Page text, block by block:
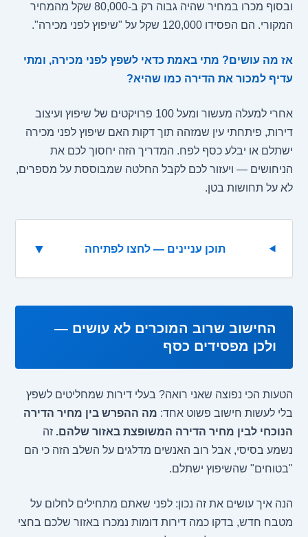
ובסוף מכרו במחיר שהיה גבוה רק ב-80,000 שקל מהמחיר
המקורי. הם הפסידו 120,000 שקל על "שיפוץ לפני מכירה".
אז מה עושים? מתי באמת כדאי לשפץ לפני מכירה, ומתי
עדיף למכור את הדירה כמו שהיא?
אחרי למעלה מעשור ומעל 100 פרויקטים של שיפוץ ועיצוב
דירות, פיתחתי עין שמזהה תוך דקות האם שיפוץ לפני מכירה
ישתלם או יבלע כסף לפח. המדריך הזה יחסוך לכם את
הניחושים — ויעזור לכם לקבל החלטה שמבוססת על מספרים,
לא על תחושות בטן.
תוכן עניינים — לחצו לפתיחה ▼
החישוב שרוב המוכרים לא עושים —
ולכן מפסידים כסף
הטעות הכי נפוצה שאני רואה? בעלי דירות שמחליטים לשפץ
בלי לעשות חישוב פשוט אחד: מה ההפרש בין מחיר הדירה
הנוכחי לבין מחיר הדירה המשופצת באזור שלהם. זה
נשמע בסיסי, אבל רוב האנשים מדלגים על השלב הזה כי הם
"בטוחים" שהשיפוץ ישתלם.
הנה איך עושים את זה נכון: לפני שאתם מתחילים לחלום על
מטבח חדש, בדקו כמה דירות דומות נמכרו באזור שלכם בחצי